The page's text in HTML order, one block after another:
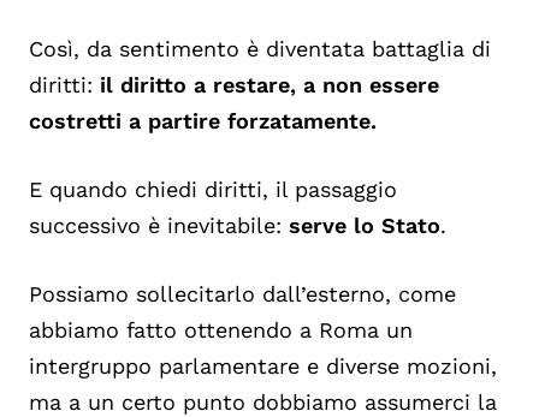
Così, da sentimento è diventata battaglia di
diritti: il diritto a restare, a non essere
costretti a partire forzatamente.
E quando chiedi diritti, il passaggio
successivo è inevitabile: serve lo Stato.
Possiamo sollecitarlo dall’esterno, come
abbiamo fatto ottenendo a Roma un
intergruppo parlamentare e diverse mozioni,
ma a un certo punto dobbiamo assumerci la